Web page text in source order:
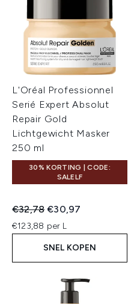
L'Oréal Professionnel
Serié Expert Absolut
Repair Gold
Lichtgewicht Masker
250 ml
30% KORTING | CODE:
SALELF
Recommended Retail Price:
€32,78Huidige prijs:
€30,97
€123,88 per L
SNEL KOPEN